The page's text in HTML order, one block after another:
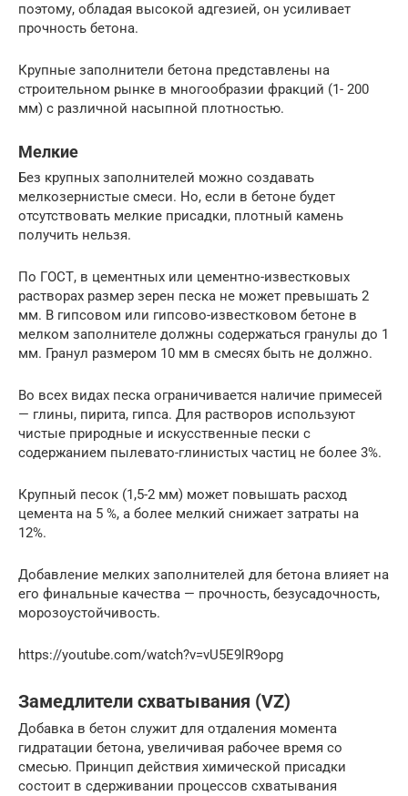
поэтому, обладая высокой адгезией, он усиливает
прочность бетона.
Крупные заполнители бетона представлены на
строительном рынке в многообразии фракций (1- 200
мм) с различной насыпной плотностью.
Мелкие
Без крупных заполнителей можно создавать
мелкозернистые смеси. Но, если в бетоне будет
отсутствовать мелкие присадки, плотный камень
получить нельзя.
По ГОСТ, в цементных или цементно-известковых
растворах размер зерен песка не может превышать 2
мм. В гипсовом или гипсово-известковом бетоне в
мелком заполнителе должны содержаться гранулы до 1
мм. Гранул размером 10 мм в смесях быть не должно.
Во всех видах песка ограничивается наличие примесей
— глины, пирита, гипса. Для растворов используют
чистые природные и искусственные пески с
содержанием пылевато-глинистых частиц не более 3%.
Крупный песок (1,5-2 мм) может повышать расход
цемента на 5 %, а более мелкий снижает затраты на
12%.
Добавление мелких заполнителей для бетона влияет на
его финальные качества — прочность, безусадочность,
морозоустойчивость.
https://youtube.com/watch?v=vU5E9lR9opg
Замедлители схватывания (VZ)
Добавка в бетон служит для отдаления момента
гидратации бетона, увеличивая рабочее время со
смесью. Принцип действия химической присадки
состоит в сдерживании процессов схватывания